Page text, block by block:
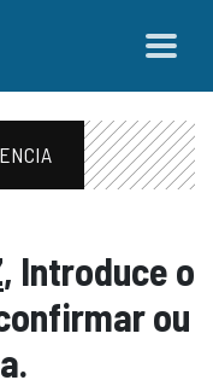
, Introduce o
ou